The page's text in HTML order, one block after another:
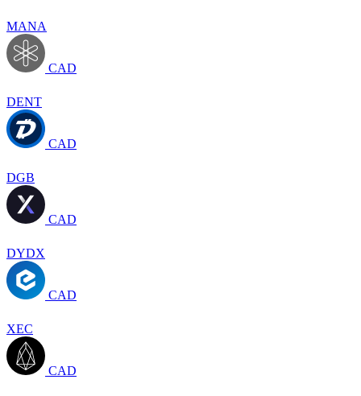
MANA
CAD
DENT
CAD
DGB
CAD
DYDX
CAD
XEC
CAD